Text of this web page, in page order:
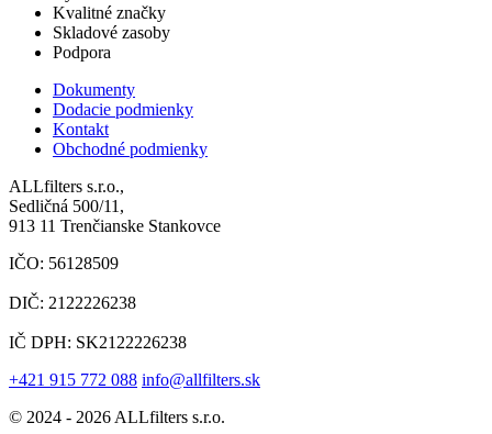
Kvalitné značky
Skladové zasoby
Podpora
Dokumenty
Dodacie podmienky
Kontakt
Obchodné podmienky
ALLfilters s.r.o.,
Sedličná 500/11,
913 11 Trenčianske Stankovce
IČO: 56128509
DIČ: 2122226238
IČ DPH: SK2122226238
+421 915 772 088 info@allfilters.sk
© 2024 - 2026 ALLfilters s.r.o.